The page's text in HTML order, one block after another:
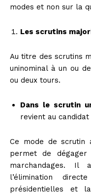
modes et non sur la
Les scrutins
Au titre des scrutins
uninominal à un ou
ou deux tours.
Dans le scrutin
revient au
Ce mode de scrutin
permet de
marchandages. Il
l’élimination
présidentielles et